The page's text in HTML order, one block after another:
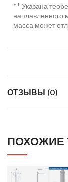
** Указана
наплавленного
масса может
ОТЗЫВЫ (0)
ПОХОЖИЕ